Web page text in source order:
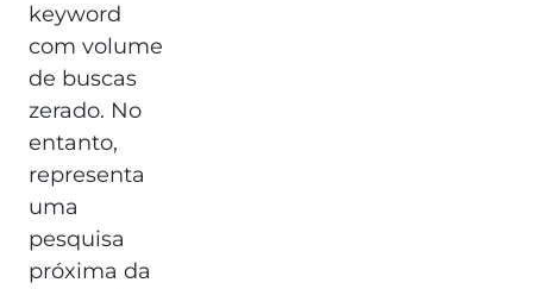
keyword
com volume
de buscas
zerado. No
entanto,
representa
uma
pesquisa
próxima da